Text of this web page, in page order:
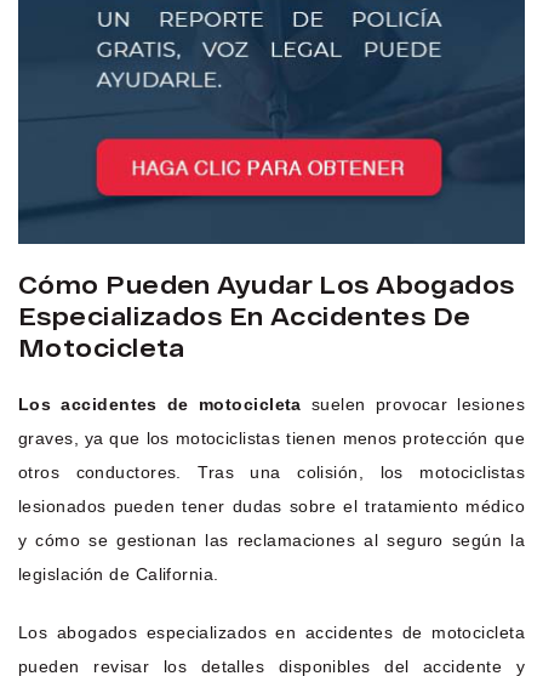
Cómo Pueden Ayudar Los Abogados
Especializados En Accidentes De
Motocicleta
Los accidentes de motocicleta suelen provocar lesiones
graves, ya que los motociclistas tienen menos protección que
otros conductores. Tras una colisión, los motociclistas
lesionados pueden tener dudas sobre el tratamiento médico
y cómo se gestionan las reclamaciones al seguro según la
legislación de California.
Los abogados especializados en accidentes de motocicleta
pueden revisar los detalles disponibles del accidente y